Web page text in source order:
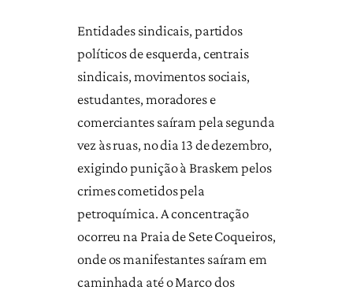
Entidades sindicais, partidos
políticos de esquerda, centrais
sindicais, movimentos sociais,
estudantes, moradores e
comerciantes saíram pela segunda
vez às ruas, no dia 13 de dezembro,
exigindo punição à Braskem pelos
crimes cometidos pela
petroquímica. A concentração
ocorreu na Praia de Sete Coqueiros,
onde os manifestantes saíram em
caminhada até o Marco dos